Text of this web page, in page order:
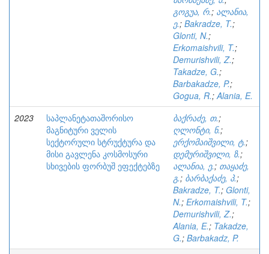
გოგუა, რ.; ალანია,
ე.; Bakradze, T.;
Glonti, N.;
Erkomaishvili, T.;
Demurishvili, Z.;
Takadze, G.;
Barbakadze, P.;
Gogua, R.;Alania, E.
2023
საპლანეტათაშორისო
მაგნიტური ველის
სექტორული სტრუქტურა და
მისი გავლენა კოსმოსური
სხივების ფორბუშ ეფექტებზე
ბაქრაძე, თ.;
ღლონტი, ნ.;
ერქომაიშვილი, ტ.;
დემურიშვილი, ზ.;
ალანია, ე.; თაყაძე,
გ.; ბარბაქაძე, პ.;
Bakradze, T.; Glonti,
N.; Erkomaishvili, T.;
Demurishvili, Z.;
Alania, E.; Takadze,
G.; Barbakadz, P.